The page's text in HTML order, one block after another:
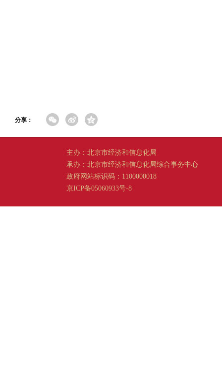
分享：
主办：北京市经济和信息化局
承办：北京市经济和信息化局综合事务中心
政府网站标识码：1100000018
京ICP备05060933号-8